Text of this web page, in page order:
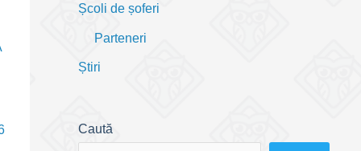
Școli de șoferi
Parteneri
Știri
Caută